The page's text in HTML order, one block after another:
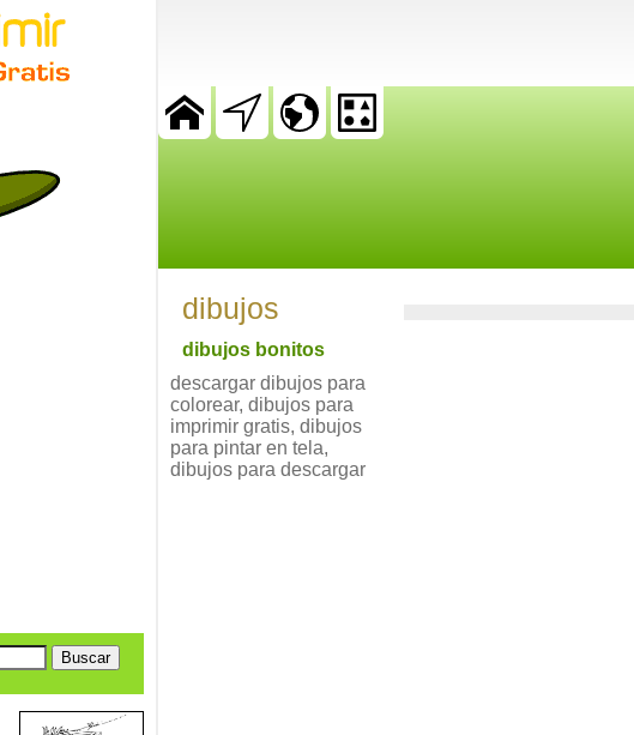
dibujos
dibujos bonitos
descargar dibujos para
colorear, dibujos para
imprimir gratis, dibujos
para pintar en tela,
dibujos para descargar